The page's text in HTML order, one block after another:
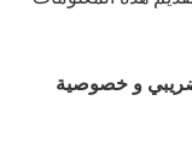
و خصوصية